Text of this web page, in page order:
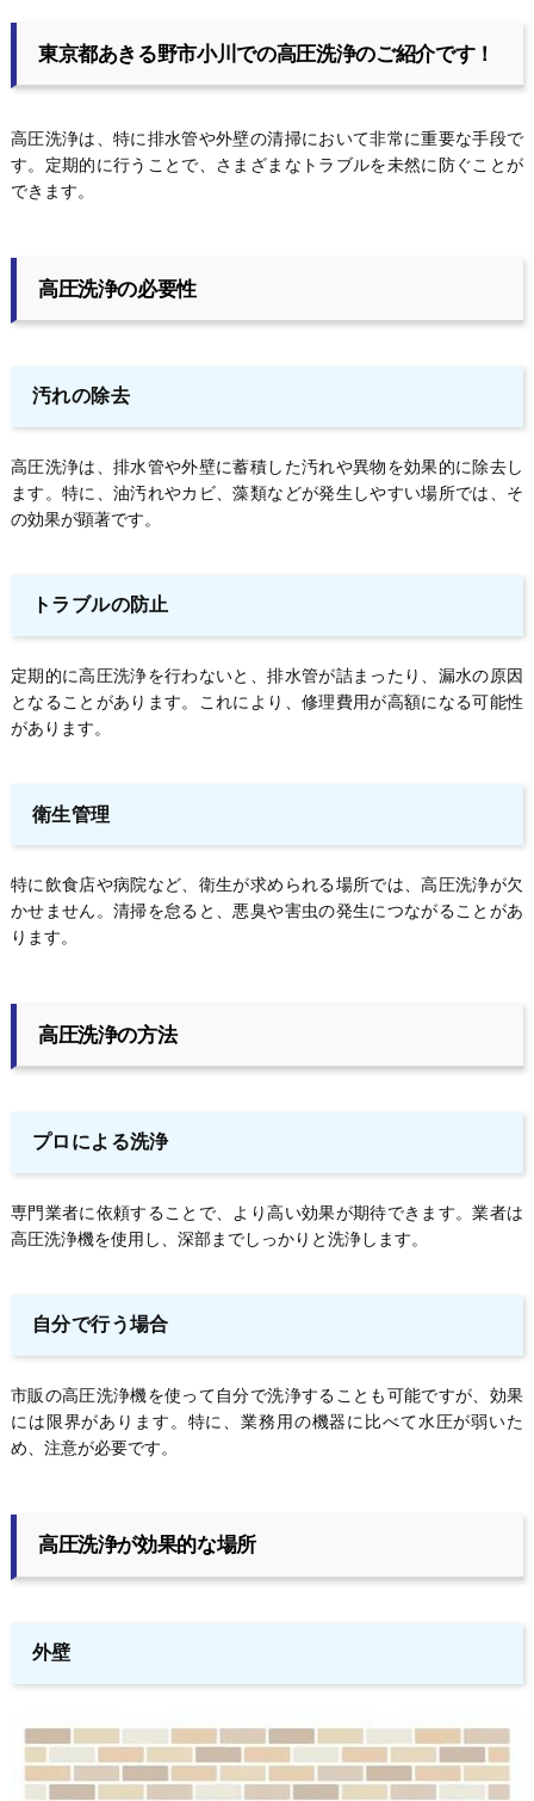
東京都あきる野市小川での高圧洗浄のご紹介です！
高圧洗浄は、特に排水管や外壁の清掃において非常に重要な手段で
す。定期的に行うことで、さまざまなトラブルを未然に防ぐことが
できます。
高圧洗浄の必要性
汚れの除去
高圧洗浄は、排水管や外壁に蓄積した汚れや異物を効果的に除去し
ます。特に、油汚れやカビ、藻類などが発生しやすい場所では、そ
の効果が顕著です。
トラブルの防止
定期的に高圧洗浄を行わないと、排水管が詰まったり、漏水の原因
となることがあります。これにより、修理費用が高額になる可能性
があります。
衛生管理
特に飲食店や病院など、衛生が求められる場所では、高圧洗浄が欠
かせません。清掃を怠ると、悪臭や害虫の発生につながることがあ
ります。
高圧洗浄の方法
プロによる洗浄
専門業者に依頼することで、より高い効果が期待できます。業者は
高圧洗浄機を使用し、深部までしっかりと洗浄します。
自分で行う場合
市販の高圧洗浄機を使って自分で洗浄することも可能ですが、効果
には限界があります。特に、業務用の機器に比べて水圧が弱いた
め、注意が必要です。
高圧洗浄が効果的な場所
外壁